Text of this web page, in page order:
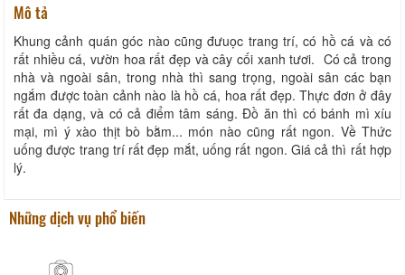
Mô tả
Khung cảnh quán góc nào cũng đưuọc trang trí, có hồ cá và có
rất nhiều cá, vườn hoa rất đẹp và cây cối xanh tươi. Có cả trong
nhà và ngoài sân, trong nhà thì sang trọng, ngoài sân các bạn
ngắm được toàn cảnh nào là hồ cá, hoa rất đẹp. Thực đơn ở đây
rất đa dạng, và có cả điểm tâm sáng. Đồ ăn thì có bánh mì xíu
mại, mì ý xào thịt bò bằm... món nào cũng rất ngon. Về Thức
uống được trang trí rất đẹp mắt, uống rất ngon. Giá cả thì rất hợp
lý.
Những dịch vụ phổ biến